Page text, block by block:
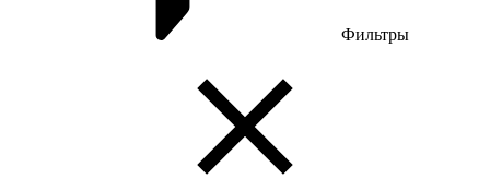
Фильтры